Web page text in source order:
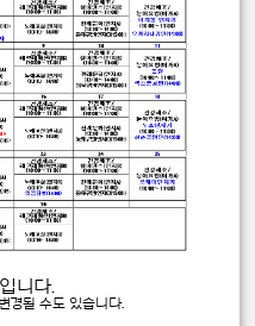
니다.
경될 수도 있습니다.